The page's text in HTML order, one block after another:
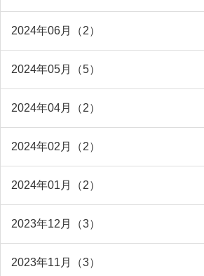
2024年06月（2）
2024年05月（5）
2024年04月（2）
2024年02月（2）
2024年01月（2）
2023年12月（3）
2023年11月（3）